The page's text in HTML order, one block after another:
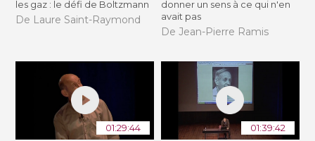
les gaz : le défi de Boltzmann
De Laure Saint-Raymond
donner un sens à ce qui n'en
avait pas
De Jean-Pierre Ramis
01:29:44 01:39:42